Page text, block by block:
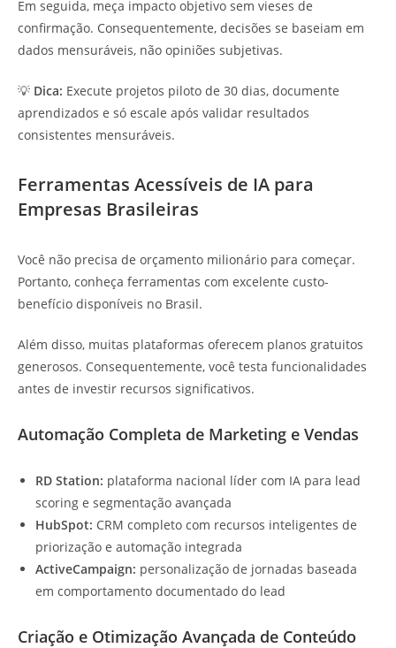
Em seguida, meça impacto objetivo sem vieses de
confirmação. Consequentemente, decisões se baseiam em
dados mensuráveis, não opiniões subjetivas.
💡 Dica: Execute projetos piloto de 30 dias, documente
aprendizados e só escale após validar resultados
consistentes mensuráveis.
Ferramentas Acessíveis de IA para
Empresas Brasileiras
Você não precisa de orçamento milionário para começar.
Portanto, conheça ferramentas com excelente custo-
benefício disponíveis no Brasil.
Além disso, muitas plataformas oferecem planos gratuitos
generosos. Consequentemente, você testa funcionalidades
antes de investir recursos significativos.
Automação Completa de Marketing e Vendas
RD Station: plataforma nacional líder com IA para lead
scoring e segmentação avançada
HubSpot: CRM completo com recursos inteligentes de
priorização e automação integrada
ActiveCampaign: personalização de jornadas baseada
em comportamento documentado do lead
Criação e Otimização Avançada de Conteúdo